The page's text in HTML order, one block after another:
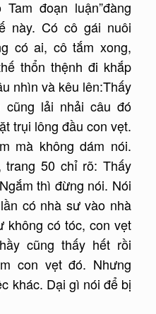
đoạn luận”đàng
này. Có cô gái nuôi
có ai, cô tắm xong,
thổn thệnh đi khắp
nhìn và kêu lên:Thấy
cũng lải nhải câu đó
trụi lông đầu con vẹt.
mà không dám nói.
trang 50 chỉ rõ: Thấy
thì đừng nói. Nói
có nhà sư vào nhà
không có tóc, con vẹt
cũng thấy hết rồi
con vẹt đó. Nhưng
khác. Dại gì nói để bị